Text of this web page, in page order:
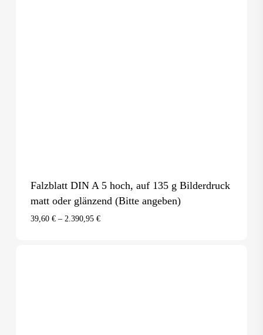
Falzblatt DIN A 5 hoch, auf 135 g Bilderdruck
matt oder glänzend (Bitte angeben)
39,60 €– 2.390,95 €